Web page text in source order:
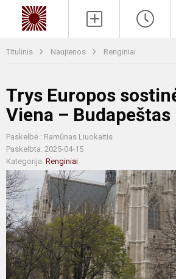
Titulinis Naujienos Renginiai
Trys Europos
Viena – Budapeštas
Paskelbė : Ramūnas Liuokaitis
Paskelbta: 2025-04-15
Kategorija: Renginiai